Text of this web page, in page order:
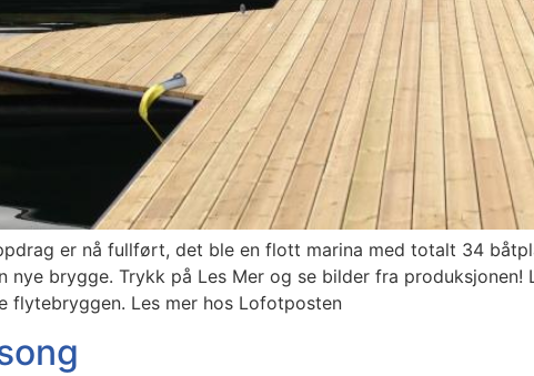
er nå fullført, det ble en flott marina med totalt 34
nye brygge. Trykk på Les Mer og se bilder fra
flytebryggen. Les mer hos Lofotposten